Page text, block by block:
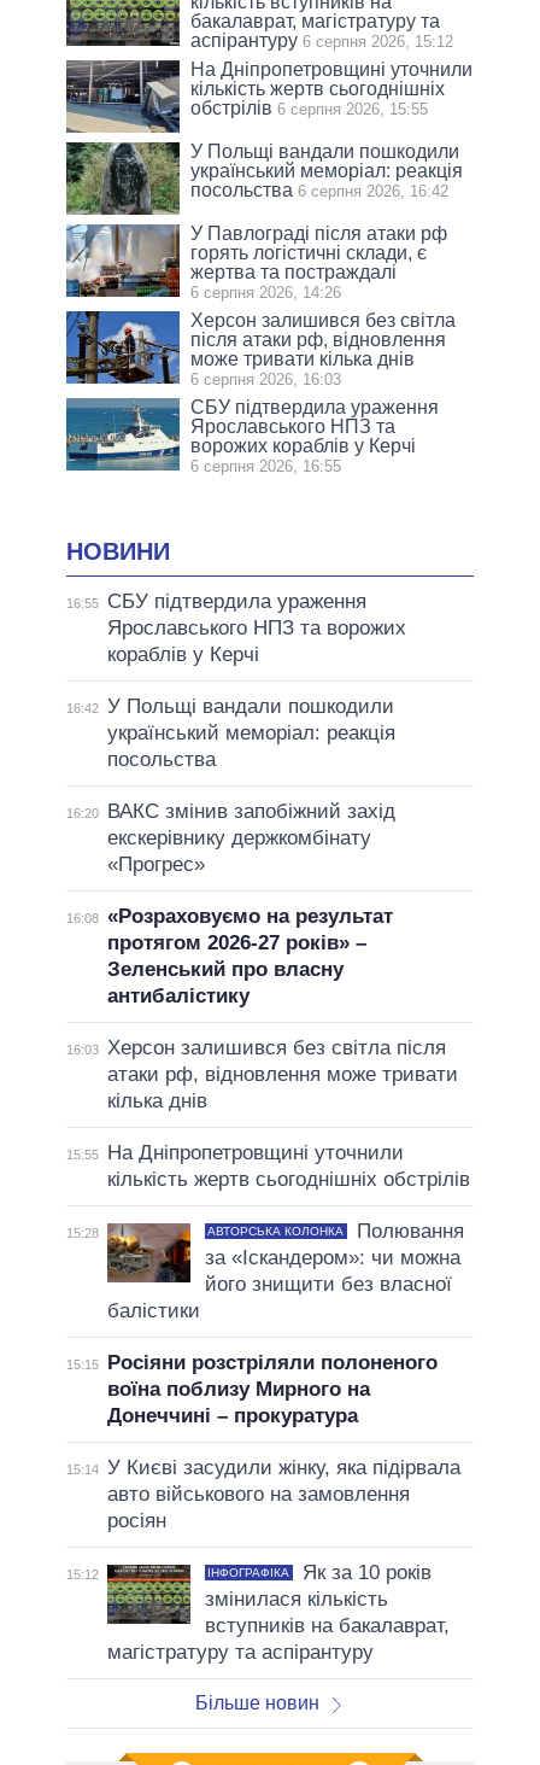
бакалаврат, магістратуру та
аспірантуру 6 серпня 2026, 15:12
На Дніпропетровщині уточнили
кількість жертв сьогоднішніх
обстрілів 6 серпня 2026, 15:55
У Польщі вандали пошкодили
український меморіал: реакція
посольства 6 серпня 2026, 16:42
У Павлограді після атаки рф
горять логістичні склади, є
жертва та постраждалі
6 серпня 2026, 14:26
Херсон залишився без світла
після атаки рф, відновлення
може тривати кілька днів
6 серпня 2026, 16:03
СБУ підтвердила ураження
Ярославського НПЗ та
ворожих кораблів у Керчі
6 серпня 2026, 16:55
НОВИНИ
16:55
СБУ підтвердила ураження
Ярославського НПЗ та ворожих
кораблів у Керчі
16:42 У Польщі вандали пошкодили
український меморіал: реакція
посольства
16:20
ВАКС змінив запобіжний захід
екскерівнику держкомбінату
«Прогрес»
16:08 «Розраховуємо на результат
протягом 2026-27 років» –
Зеленський про власну
антибалістику
16:03 Херсон залишився без світла після
атаки рф, відновлення може тривати
кілька днів
15:55
На Дніпропетровщині уточнили
кількість жертв сьогоднішніх обстрілів
15:28 АВТОРСЬКА КОЛОНКА
Полювання
за «Іскандером»: чи можна
його знищити без власної
балістики
15:15
Росіяни розстріляли полоненого
воїна поблизу Мирного на
Донеччині – прокуратура
15:14 У Києві засудили жінку, яка підірвала
авто військового на замовлення
росіян
15:12 ІНФОГРАФІКА
Як за 10 років
змінилася кількість
вступників на бакалаврат,
магістратуру та аспірантуру
Більше новин